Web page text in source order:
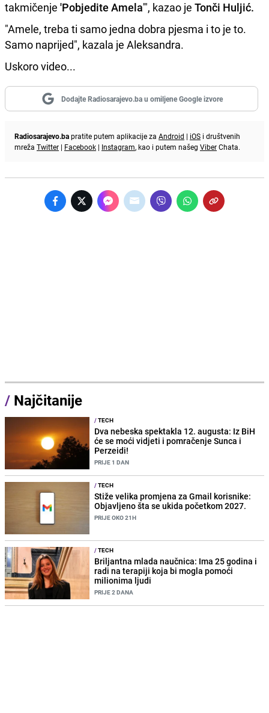
takmičenje 'Pobjedite Amela'", kazao je Tonči Huljić.
"Amele, treba ti samo jedna dobra pjesma i to je to.
Samo naprijed", kazala je Aleksandra.
Uskoro video...
Dodajte Radiosarajevo.ba u omiljene Google izvore
Radiosarajevo.bapratite putem aplikacije za Android | iOS i društvenih
mreža Twitter | Facebook | Instagram, kao i putem našeg ViberChata.
/ Najčitanije
/TECH
Dva nebeska spektakla 12. augusta: Iz BiH
će se moći vidjeti i pomračenje Sunca i
Perzeidi!
PRIJE 1 DAN
/TECH
Stiže velika promjena za Gmail korisnike:
Objavljeno šta se ukida početkom 2027.
PRIJE OKO 21H
/TECH
Briljantna mlada naučnica: Ima 25 godina i
radi na terapiji koja bi mogla pomoći
milionima ljudi
PRIJE 2 DANA